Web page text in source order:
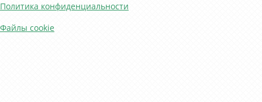
Политика конфиденциальности
Файлы cookie